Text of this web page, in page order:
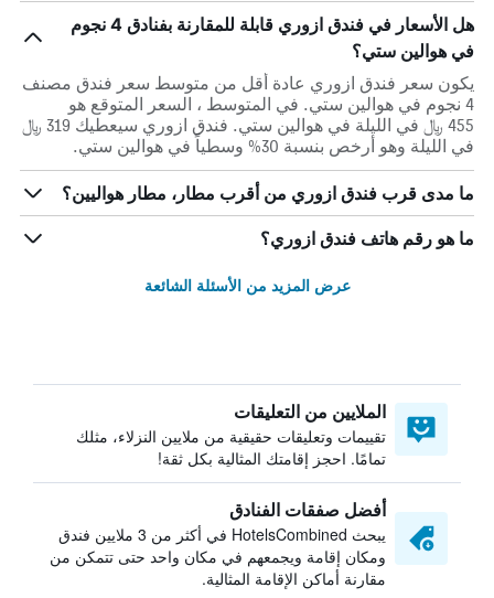
هل الأسعار في فندق ازوري قابلة للمقارنة بفنادق 4 نجوم
في هوالين ستي؟
يكون سعر فندق ازوري عادة أقل من متوسط ​​سعر فندق مصنف
4 نجوم في هوالين ستي. في المتوسط ، السعر المتوقع هو
455 ﷼ في الليلة في هوالين ستي. فندق ازوري سيعطيك 319 ﷼
في الليلة وهو أرخص بنسبة 30% وسطياً في هوالين ستي.
ما مدى قرب فندق ازوري من أقرب مطار، مطار هواليين؟
ما هو رقم هاتف فندق ازوري؟
عرض المزيد من الأسئلة الشائعة
الملايين من التعليقات
تقييمات وتعليقات حقيقية من ملايين النزلاء، مثلك
تمامًا. احجز إقامتك المثالية بكل ثقة!
أفضل صفقات الفنادق
يبحث HotelsCombined في أكثر من 3 ملايين فندق
ومكان إقامة ويجمعهم في مكان واحد حتى تتمكن من
مقارنة أماكن الإقامة المثالية.